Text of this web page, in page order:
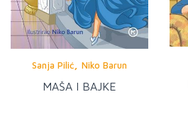
Sanja Pilić, Niko Barun
MAŠA I BAJKE